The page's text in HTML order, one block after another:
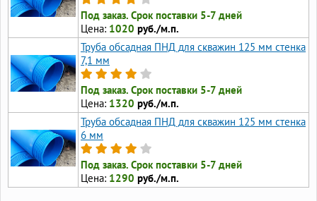
Под заказ. Срок поставки 5-7 дней
Цена: 1020 руб./м.п.
Труба обсадная ПНД для скважин 125 мм стенка
7,1 мм
Под заказ. Срок поставки 5-7 дней
Цена: 1320 руб./м.п.
Труба обсадная ПНД для скважин 125 мм стенка
6 мм
Под заказ. Срок поставки 5-7 дней
Цена: 1290 руб./м.п.